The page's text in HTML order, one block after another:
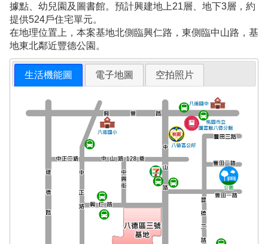
據點、幼兒園及圖書館。預計興建地上21層、地下3層，約
提供524戶住宅單元。
在地理位置上，本案基地北側臨興仁路，東側臨中山路，基
地東北鄰近豐德公園。
生活機能圖 電子地圖 空拍照片